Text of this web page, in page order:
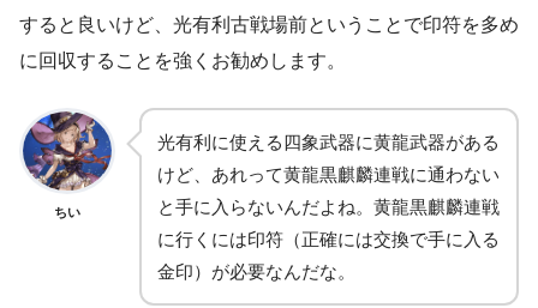
すると良いけど、光有利古戦場前ということで印符を多め
に回収することを強くお勧めします。
ちい
光有利に使える四象武器に黄龍武器がある
けど、あれって黄龍黒麒麟連戦に通わない
と手に入らないんだよね。黄龍黒麒麟連戦
に行くには印符（正確には交換で手に入る
金印）が必要なんだな。